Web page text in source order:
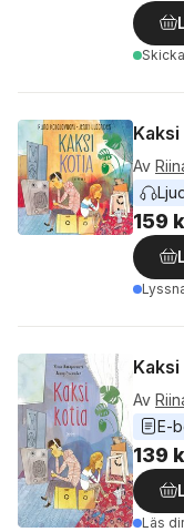
Av
159
Av
E-
139
Läs